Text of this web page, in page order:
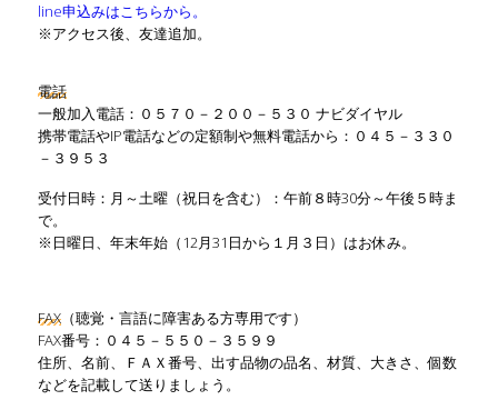
line申込みはこちらから。
※アクセス後、友達追加。
電話
一般加入電話：０５７０－２００－５３０ ナビダイヤル
携帯電話やIP電話などの定額制や無料電話から：０４５－３３０
－３９５３
受付日時：月～土曜（祝日を含む）：午前８時30分～午後５時ま
で。
※日曜日、年末年始（12月31日から１月３日）はお休み。
FAX （聴覚・言語に障害ある方専用です）
FAX番号：０４５－５５０－３５９９
住所、名前、ＦＡＸ番号、出す品物の品名、材質、大きさ、個数
などを記載して送りましょう。